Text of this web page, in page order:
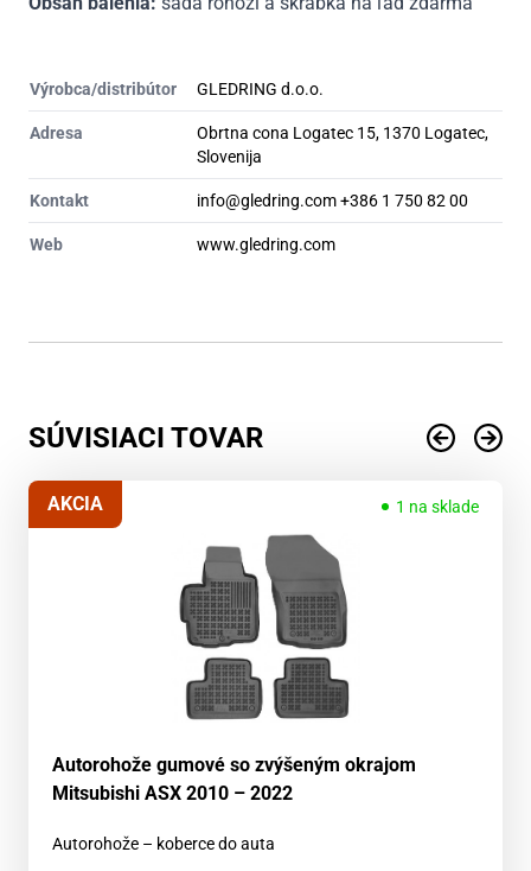
Výrobca/distribútor GLEDRING d.o.o.
Adresa
Obrtna cona Logatec 15, 1370 Logatec,
Slovenija
Kontakt info@gledring.com +386 1 750 82 00
Web www.gledring.com
SÚVISIACI TOVAR
1 na sklade
AKCIA
Autorohože gumové so zvýšeným okrajom
Mitsubishi ASX 2010 – 2022
Autorohože – koberce do auta